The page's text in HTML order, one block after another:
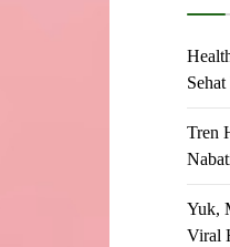
Tren
Yuk,
Viral